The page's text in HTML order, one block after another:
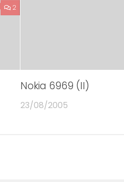
2
Nokia 6969 (II)
23/08/2005